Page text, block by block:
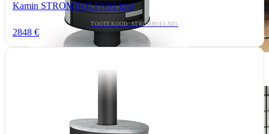
Kamin STROMBOLI N01 kivi
TOOTEKOOD: STROMBOLI-N01
2848 €